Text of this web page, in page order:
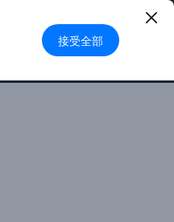
申请试用
接受全部